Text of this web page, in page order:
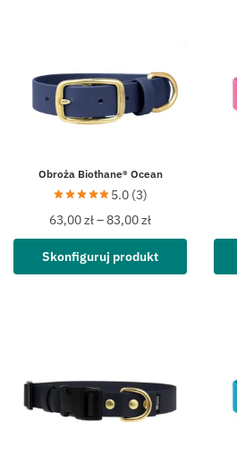
Obroża Biothane® Ocean
5.0 (3)
63,00zł–83,00zł
Skonfiguruj produkt